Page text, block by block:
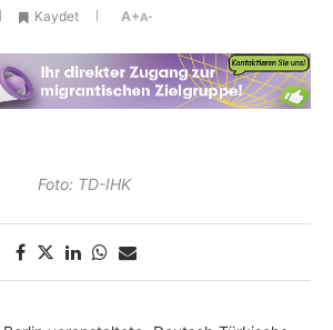
Kaydet A+A-
Foto: TD-IHK